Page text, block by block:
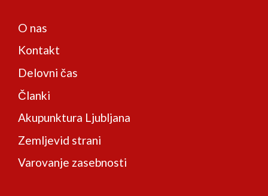
O nas
Kontakt
Delovni čas
Članki
Akupunktura Ljubljana
Zemljevid strani
Varovanje zasebnosti